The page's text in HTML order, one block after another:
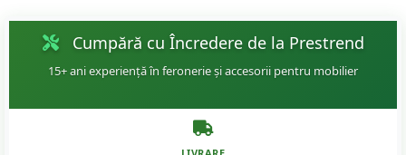
Cumpără cu Încredere de la Prestrend
15+ ani experiență în feronerie și accesorii pentru mobilier